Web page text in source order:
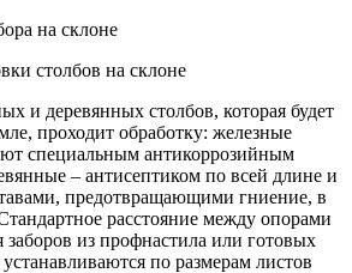
столбов на склоне
и деревянных столбов, которая будет
проходит обработку: железные
специальным антикоррозийным
– антисептиком по всей длине и
предотвращающими гниение, в
расстояние между опорами
заборов из профнастила или готовых
по размерам листов